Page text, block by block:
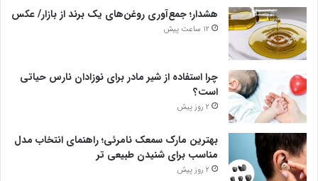
هشدار؛ جمع‌آوری روغن‌های یک برند از بازار/ عکس
12 ساعت پیش
چرا استفاده از شیر مادر برای نوزادان نارس حیاتی
است؟
2 روز پیش
بهترین مارک سمعک نامرئی؛ راهنمای انتخاب مدل
مناسب برای شنیدن طبیعی تر
2 روز پیش